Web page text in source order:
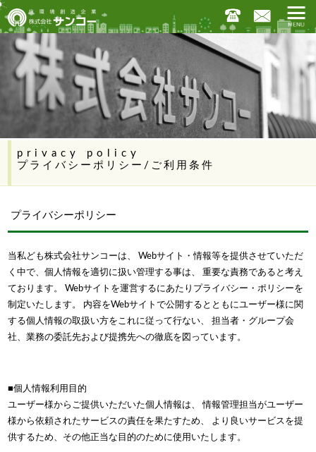
privacy policy
プライバシーポリシー/ご利用条件
プライバシーポリシー
当私ども株式会社サンコーは、 Webサイト・情報等を提供させていただ
く中で、個人情報を適切に扱い管理する事は、 重要な責務であると考え
ております。 Webサイトを運営するにあたりプライバシー・ポリシーを
制定いたします。 内容をWebサイトで公開するとともにユーザー様に関
する個人情報の取扱い方をこれに従って行ない、 担当者・グループ会
社、業務の委託先および提携先への徹底を図っています。
■個人情報利用目的
ユーザー様からご提供いただいた個人情報は、 情報管理担当がユーザー
様から依頼されたサービスの責任を果たすため、 より良いサービスを提
供するため、その他正当な目的のために使用いたします。